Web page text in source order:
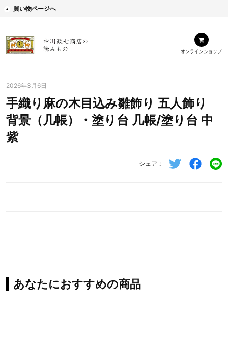
買い物ページへ
オンラインショップ
2026年3月6日
手織り麻の木目込み雛飾り 五人飾り
背景（几帳）・塗り台 几帳/塗り台 中
紫
シェア
あなたにおすすめの商品